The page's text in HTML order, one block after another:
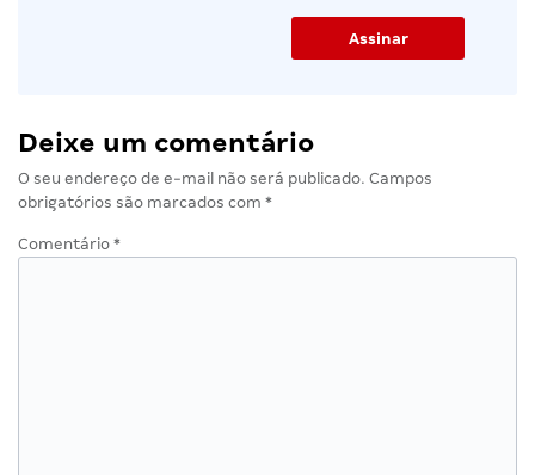
Deixe um comentário
O seu endereço de e-mail não será publicado. Campos
obrigatórios são marcados com *
Comentário *